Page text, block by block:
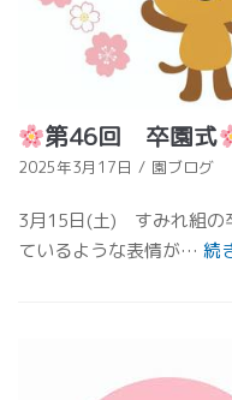
第46回 卒園式
2025年3月17日 園ブログ
3月15日(土) すみれ組の
ているような表情が… 続